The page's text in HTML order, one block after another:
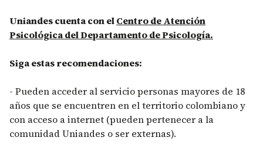
Uniandes cuenta con elCentro de Atención
Psicológica del Departamento de Psicología.
Siga estas recomendaciones:
- Pueden acceder al servicio personas mayores de 18
años que se encuentren en el territorio colombiano y
con acceso a internet (pueden pertenecer a la
comunidad Uniandes o ser externas).